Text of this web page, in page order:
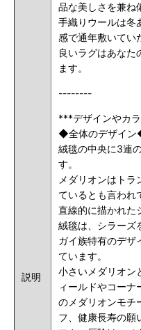
説明
品な美しさを兼ね
手織りウールは冬
感で通年敷いてい
良いラグはあなた
ます。
--------
***デザインやカ
◆全体のデザイ
絨毯の中央に3連
す。
メダリオンはト
ているとも言われ
直線的に描かれた
絨毯は、シラーズ
ガイ族特有のデザ
ています。
小さいメダリオン
ィールドやコーナ
のメダリオンモチ
フ、健康長寿の願